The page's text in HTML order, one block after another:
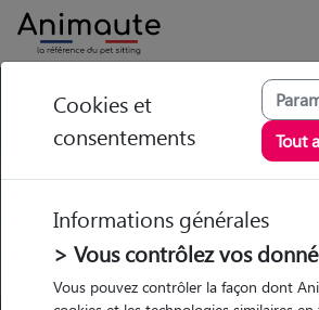
GARDE ANIMAUX à Saint-Martin-
chat en famille ou à domicile, visites
Trouvez une garde
Saint-Martin-d'Uriage
Parmi nos 4 pet-sitters à
Martin-d'Uriage
Cookies et
consentements
Tout
Informations générales
> Vous contrôlez vos
Vous pouvez contrôler la façon dont